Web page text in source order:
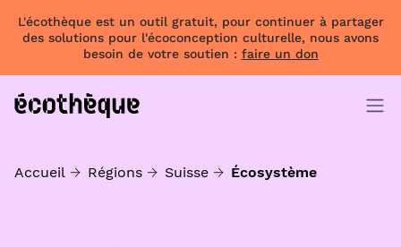
L'écothèque est un outil gratuit, pour continuer à partager
des solutions pour l'écoconception culturelle, nous avons
besoin de votre soutien : faire un don
Accueil Régions Suisse Écosystème